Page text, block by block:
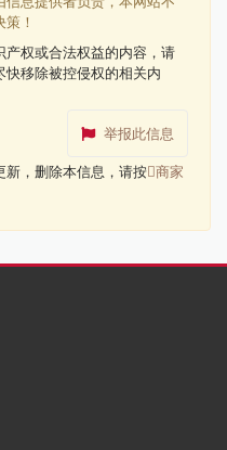
！
权或合法权益的内容，请
快移除被控侵权的相关内
举报此信息
新，删除本信息，请按 商家